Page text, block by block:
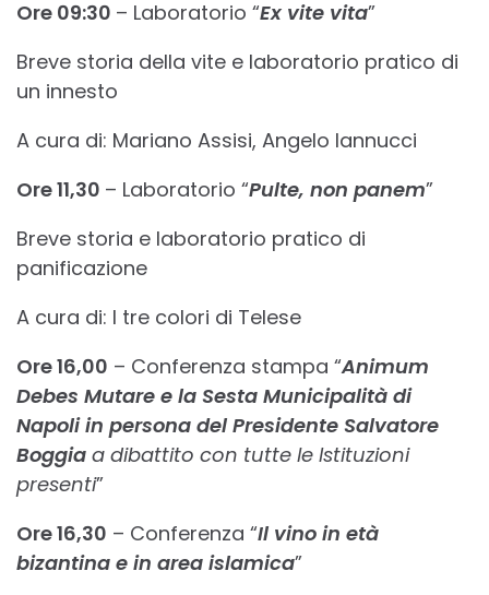
Ore 09:30 – Laboratorio “Ex vite vita”
Breve storia della vite e laboratorio pratico di
un innesto
A cura di: Mariano Assisi, Angelo Iannucci
Ore 11,30 – Laboratorio “Pulte, non panem”
Breve storia e laboratorio pratico di
panificazione
A cura di: I tre colori di Telese
Ore 16,00 – Conferenza stampa “Animum
Debes Mutare e la Sesta Municipalità di
Napoli in persona del Presidente Salvatore
Boggia a dibattito con tutte le Istituzioni
presenti”
Ore 16,30 – Conferenza “Il vino in età
bizantina e in area islamica”